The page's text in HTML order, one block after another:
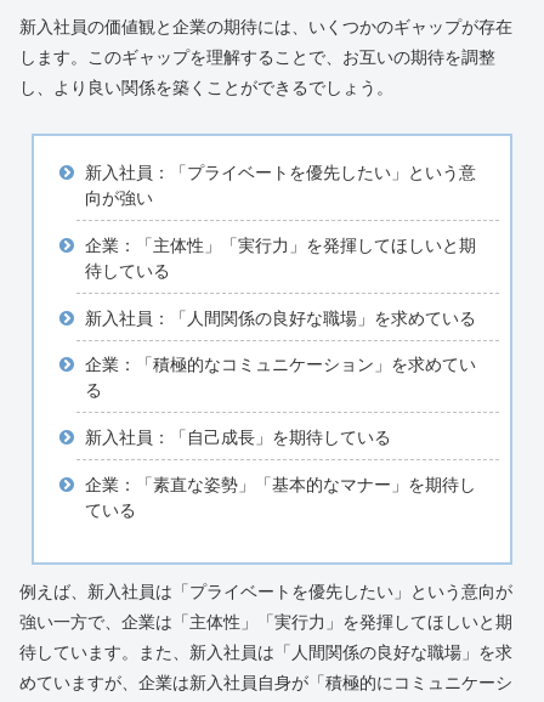
新入社員の価値観と企業の期待には、いくつかのギャップが存在
します。このギャップを理解することで、お互いの期待を調整
し、より良い関係を築くことができるでしょう。
新入社員：「プライベートを優先したい」という意
向が強い
企業：「主体性」「実行力」を発揮してほしいと期
待している
新入社員：「人間関係の良好な職場」を求めている
企業：「積極的なコミュニケーション」を求めてい
る
新入社員：「自己成長」を期待している
企業：「素直な姿勢」「基本的なマナー」を期待し
ている
例えば、新入社員は「プライベートを優先したい」という意向が
強い一方で、企業は「主体性」「実行力」を発揮してほしいと期
待しています。また、新入社員は「人間関係の良好な職場」を求
めていますが、企業は新入社員自身が「積極的にコミュニケーシ